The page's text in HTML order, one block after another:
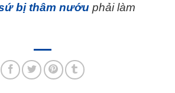
bị thâm nướuphải làm